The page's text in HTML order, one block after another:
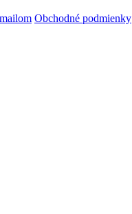
Obchodné podmienky